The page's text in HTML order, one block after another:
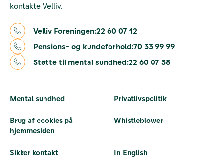
kontakte Velliv.
Velliv Foreningen:22 60 07 12
Pensions- og kundeforhold:70 33 99 99
Støtte til mental sundhed:22 60 07 38
Mental sundhed Privatlivspolitik
Brug af cookies på
hjemmesiden
Whistleblower
Sikker kontakt In English